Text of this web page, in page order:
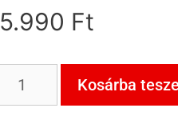
5.990 Ft
Kosárba